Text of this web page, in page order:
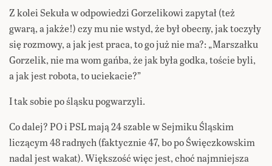
Z kolei Sekuła w odpowiedzi Gorzelikowi zapytał (też
gwarą, a jakże!) czy mu nie wstyd, że był obecny, jak toczyły
się rozmowy, a jak jest praca, to go już nie ma?: „Marszałku
Gorzelik, nie ma wom gańba, że jak była godka, toście byli,
a jak jest robota, to uciekacie?”
I tak sobie po śląsku pogwarzyli.
Co dalej? PO i PSL mają 24 szable w Sejmiku Śląskim
liczącym 48 radnych (faktycznie 47, bo po Święczkowskim
nadal jest wakat). Większość więc jest, choć najmniejsza